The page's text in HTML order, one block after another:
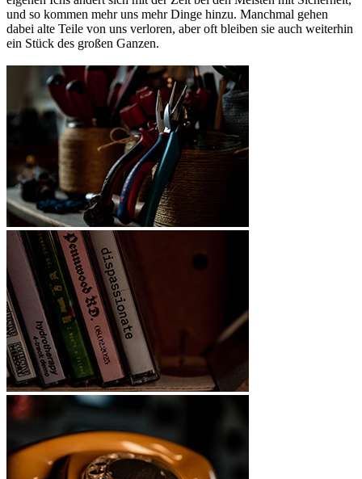
und so kommen mehr uns mehr Dinge hinzu. Manchmal gehen
dabei alte Teile von uns verloren, aber oft bleiben sie auch weiterhin
ein Stück des großen Ganzen.